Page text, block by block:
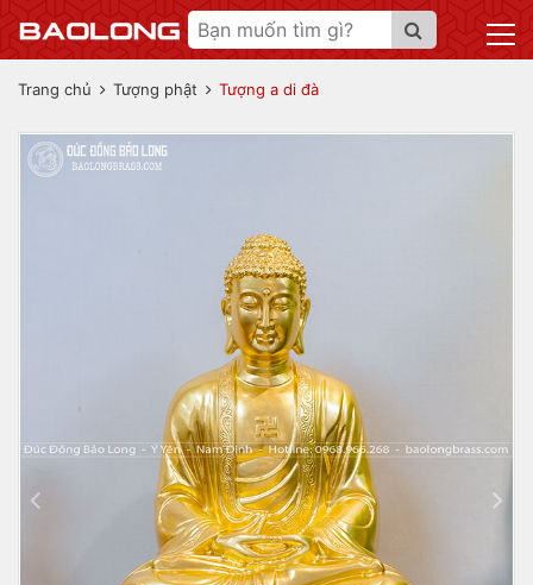
Trang chủ Tượng phật Tượng a di đà